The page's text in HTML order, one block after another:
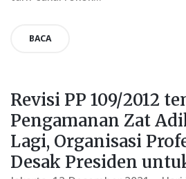
BACA
Revisi PP 109/2012
Pengamanan Zat
Lagi, Organisasi
Desak Presiden